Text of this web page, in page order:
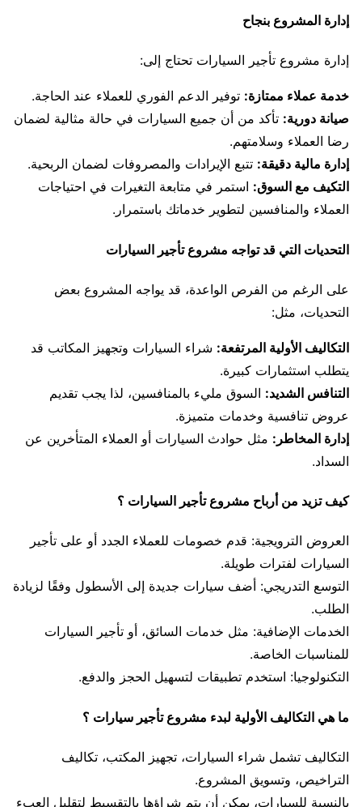
إدارة المشروع بنجاح
إدارة مشروع تأجير السيارات تحتاج إلى:
خدمة عملاء ممتازة: توفير الدعم الفوري للعملاء عند الحاجة.
صيانة دورية: تأكد من أن جميع السيارات في حالة مثالية لضمان
رضا العملاء وسلامتهم.
إدارة مالية دقيقة: تتبع الإيرادات والمصروفات لضمان الربحية.
التكيف مع السوق: استمر في متابعة التغيرات في احتياجات
العملاء والمنافسين لتطوير خدماتك باستمرار.
التحديات التي قد تواجه مشروع تأجير السيارات
على الرغم من الفرص الواعدة، قد يواجه المشروع بعض
التحديات، مثل:
التكاليف الأولية المرتفعة: شراء السيارات وتجهيز المكاتب قد
يتطلب استثمارات كبيرة.
التنافس الشديد: السوق مليء بالمنافسين، لذا يجب تقديم
عروض تنافسية وخدمات متميزة.
إدارة المخاطر: مثل حوادث السيارات أو العملاء المتأخرين عن
السداد.
كيف تزيد من أرباح مشروع تأجير السيارات ؟
العروض الترويجية: قدم خصومات للعملاء الجدد أو على تأجير
السيارات لفترات طويلة.
التوسع التدريجي: أضف سيارات جديدة إلى الأسطول وفقًا لزيادة
الطلب.
الخدمات الإضافية: مثل خدمات السائق، أو تأجير السيارات
للمناسبات الخاصة.
التكنولوجيا: استخدم تطبيقات لتسهيل الحجز والدفع.
ما هي التكاليف الأولية لبدء مشروع تأجير سيارات ؟
التكاليف تشمل شراء السيارات، تجهيز المكتب، تكاليف
التراخيص، وتسويق المشروع.
بالنسبة للسيارات، يمكن أن يتم شراؤها بالتقسيط لتقليل العبء